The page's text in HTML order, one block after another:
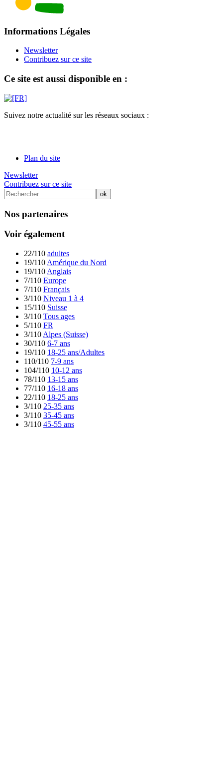
Informations Légales
Newsletter
Contribuez sur ce site
Ce site est aussi disponible en :
Suivez notre actualité sur les réseaux sociaux :
Plan du site
Newsletter
Contribuez sur ce site
Nos partenaires
Voir également
22/110 adultes
19/110 Amérique du Nord
19/110 Anglais
7/110 Europe
7/110 Français
3/110 Niveau 1 à 4
15/110 Suisse
3/110 Tous ages
5/110 FR
3/110 Alpes (Suisse)
30/110 6-7 ans
19/110 18-25 ans/Adultes
110/110 7-9 ans
104/110 10-12 ans
78/110 13-15 ans
77/110 16-18 ans
22/110 18-25 ans
3/110 25-35 ans
3/110 35-45 ans
3/110 45-55 ans